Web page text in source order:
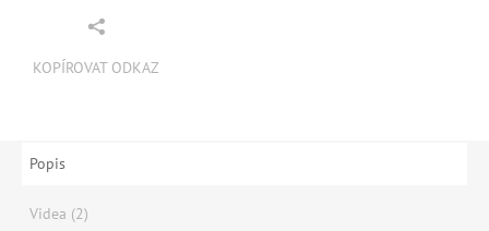
KOPÍROVAT ODKAZ
Popis
Videa (2)